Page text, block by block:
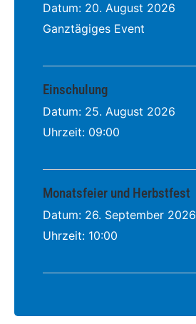
Datum: 20. August 2026
Ganztägiges Event
Einschulung
Datum: 25. August 2026
Uhrzeit: 09:00
Monatsfeier und Herbstfest
Datum: 26. September 2026
Uhrzeit: 10:00